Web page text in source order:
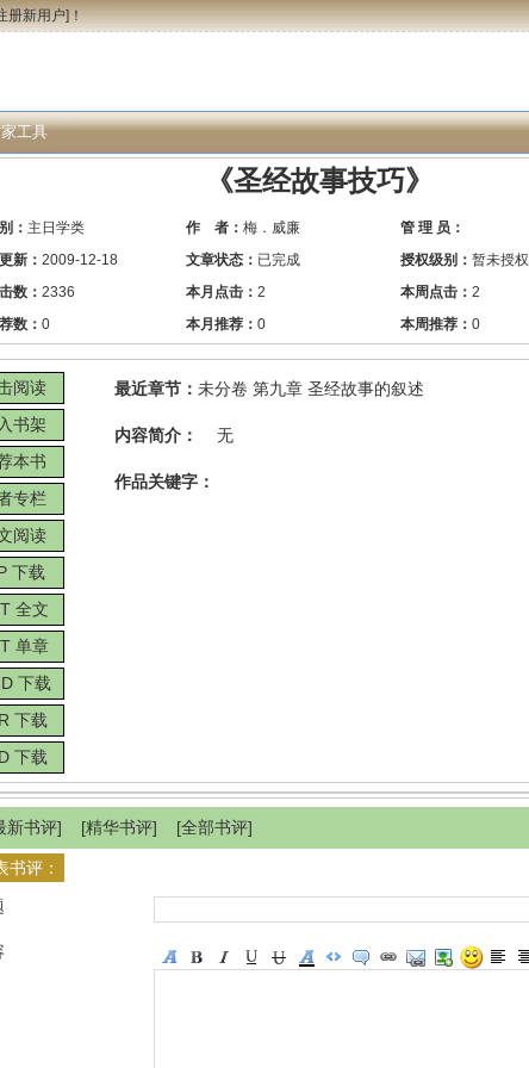
册新用户]！
工具
《圣经故事技巧》
： 主日学类 作 者： 梅．威廉 管 理 员：
新： 2009-12-18 文章状态： 已完成 授权级别：暂未授权
数： 2336 本月点击： 2 本周点击：2
数： 0 本月推荐： 0 本周推荐：0
阅读
书架
本书
专栏
阅读
下载
全文
单章
下载
下载
下载
最近章节： 未分卷 第九章 圣经故事的叙述
内容简介： 无
作品关键字：
新书评] [精华书评] [全部书评]
书评：